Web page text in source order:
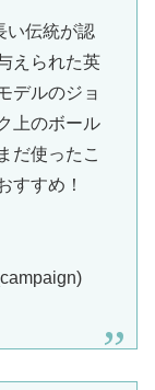
い伝統が認
えられた英
デルのジョ
上のボール
だ使ったこ
すすめ！